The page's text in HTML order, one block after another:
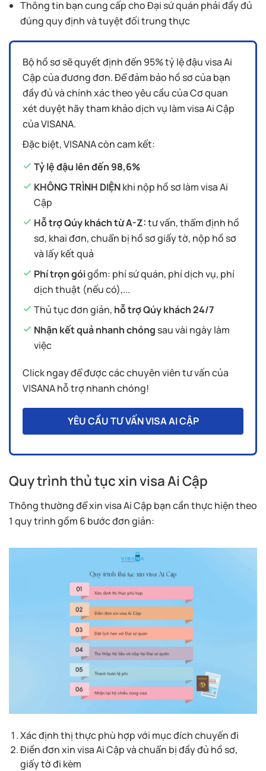
Thông tin bạn cung cấp cho Đại sứ quán phải đầy đủ
đúng quy định và tuyệt đối trung thực
Bộ hồ sơ sẽ quyết định đến 95% tỷ lệ đậu visa Ai
Cập của đương đơn. Để đảm bảo hồ sơ của bạn
đầy đủ và chính xác theo yêu cầu của Cơ quan
xét duyệt hãy tham khảo dịch vụ làm visa Ai Cập
của VISANA.
Đặc biệt, VISANA còn cam kết:
Tỷ lệ đậu lên đến 98,6%
KHÔNG TRÌNH DIỆNkhi nộp hồ sơ làm visa Ai
Cập
Hỗ trợ Qúy khách từ A-Z:tư vấn, thẩm định hồ
sơ, khai đơn, chuẩn bị hồ sơ giấy tờ, nộp hồ sơ
và lấy kết quả
Phí trọn góigồm: phí sứ quán, phí dịch vụ, phí
dịch thuật (nếu có),...
Thủ tục đơn giản, hỗ trợ Qúy khách 24/7
Nhận kết quả nhanh chóng sau vài ngày làm
việc
Click ngay để được các chuyên viên tư vấn của
VISANA hỗ trợ nhanh chóng!
YÊU CẦU TƯ VẤN VISA AI CẬP
Quy trình thủ tục xin visa Ai Cập
Thông thường để xin visa Ai Cập bạn cần thực hiện theo
1 quy trình gồm 6 bước đơn giản:
Xác định thị thực phù hợp với mục đích chuyến đi
Điền đơn xin visa Ai Cập và chuẩn bị đầy đủ hồ sơ,
giấy tờ đi kèm